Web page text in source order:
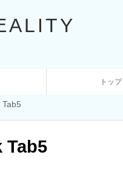
トップ
Tab5